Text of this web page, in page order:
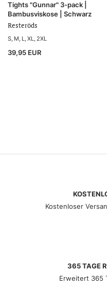
Tights "Gunnar" 3-pack |
Bambusviskose | Schwarz
Resteröds
S M L XL 2XL
39,95 EUR
Kostenloser
365 TAGE
Erweitert 365